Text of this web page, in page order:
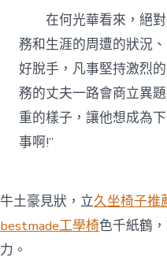
在何光華看來，絕對
務和生涯的周遭的狀況
好脫手，凡事堅持激烈
務的丈夫一路會商立異
重的樣子，讓他想成為
事啊!”
牛土豪見狀，立久坐椅子推
bestmade工學椅色千紙鶴
力。